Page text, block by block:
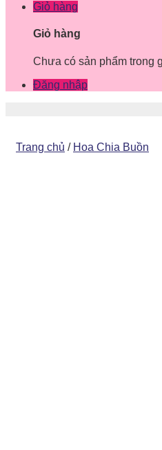
Giỏ hàng
Giỏ hàng
Chưa có sản phẩm trong
Đăng nhập
Trang chủ / Hoa Chia Buồn